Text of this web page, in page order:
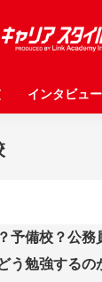
インタビュー
予備校？公務
う勉強するの